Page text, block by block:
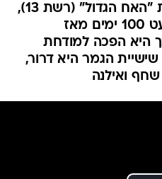
שבוע לפני הגמר של עונת "האח הגדול" (רשת 13),
ריוואה הודחה הערב, כמעט 100 ימים מאז
היא הפכה למודחת
שישיית הגמר היא דרור,
שחף ואילנה